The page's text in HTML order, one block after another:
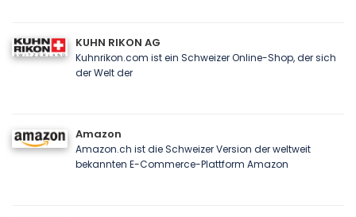
KUHN RIKON AG
Kuhnrikon.com ist ein Schweizer Online-Shop, der sich
der Welt der
Amazon
Amazon.ch ist die Schweizer Version der weltweit
bekannten E-Commerce-Plattform Amazon